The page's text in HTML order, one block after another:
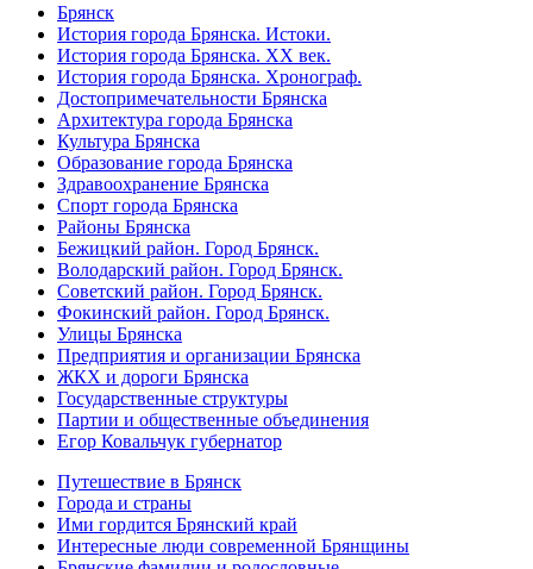
Брянск
История города Брянска. Истоки.
История города Брянска. XX век.
История города Брянска. Хронограф.
Достопримечательности Брянска
Архитектура города Брянска
Культура Брянска
Образование города Брянска
Здравоохранение Брянска
Спорт города Брянска
Районы Брянска
Бежицкий район. Город Брянск.
Володарский район. Город Брянск.
Советский район. Город Брянск.
Фокинский район. Город Брянск.
Улицы Брянска
Предприятия и организации Брянска
ЖКХ и дороги Брянска
Государственные структуры
Партии и общественные объединения
Егор Ковальчук губернатор
Путешествие в Брянск
Города и страны
Ими гордится Брянский край
Интересные люди современной Брянщины